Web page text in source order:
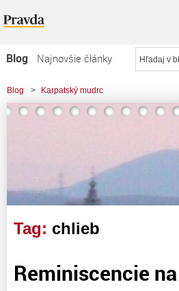
Blog
Najnovšie články
Najčítanejšie články
Najkomentovanejšie články
Blog > Karpatský mudrc
> Reminiscencie na socík č.1: Žmolkový
Tag: chlieb
Reminiscencie